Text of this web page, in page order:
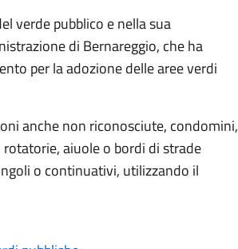
verde pubblico e nella sua
di Bernareggio, che ha
per la adozione delle aree verdi
anche non riconosciute, condomini,
aiuole o bordi di strade
o continuativi, utilizzando il